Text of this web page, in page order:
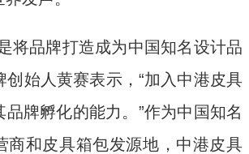
品牌打造成为中国知名设计品
创始人黄赛表示，“加入中港皮具
牌孵化的能力。”作为中国知名
商和皮具箱包发源地，中港皮具